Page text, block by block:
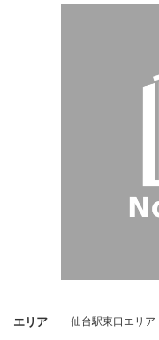
エリア 仙台駅東口エリア